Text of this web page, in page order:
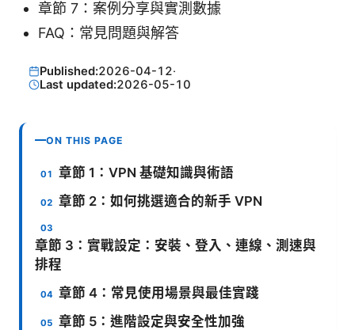
章節 7：案例分享與實測數據
FAQ：常見問題與解答
Published:2026-04-12·
Last updated:2026-05-10
ON THIS PAGE
章節 1：VPN 基礎知識與術語
章節 2：如何挑選適合的新手 VPN
章節 3：實戰設定：安裝、登入、連線、測速與
排程
章節 4：常見使用場景與最佳實踐
章節 5：進階設定與安全性加強